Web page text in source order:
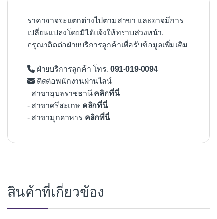
ราคาอาจจะแตกต่างไปตามสาขา และอาจมีการ
เปลี่ยนแปลงโดยมิได้แจ้งให้ทราบล่วงหน้า.
กรุณาติดต่อฝ่ายบริการลูกค้าเพื่อรับข้อมูลเพิ่มเติม
ฝ่ายบริการลูกค้า โทร. 091-019-0094
ติดต่อพนักงานผ่านไลน์
- สาขาอุบลราชธานี คลิกที่นี่
- สาขาศรีสะเกษ คลิกที่นี่
- สาขามุกดาหาร คลิกที่นี่
สินค้าที่เกี่ยวข้อง